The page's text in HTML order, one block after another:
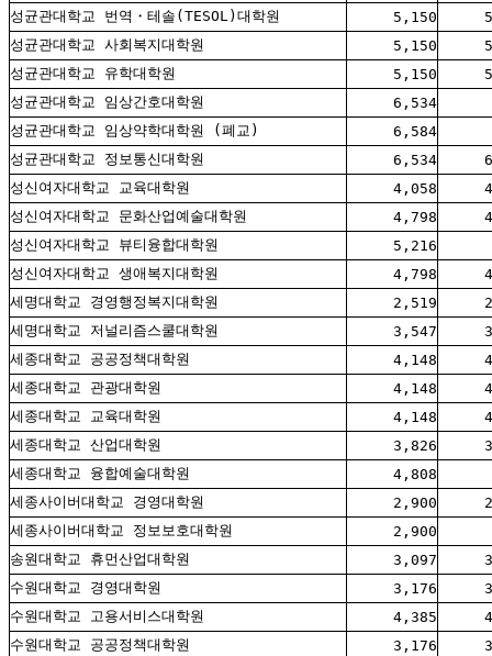
성균관대학교 번역・테솔(TESOL)대학원
5,150
성균관대학교 사회복지대학원
5,150
성균관대학교 유학대학원
5,150
성균관대학교 임상간호대학원
6,534
성균관대학교 임상약학대학원 (폐교)
6,584
성균관대학교 정보통신대학원
6,534
성신여자대학교 교육대학원
4,058
성신여자대학교 문화산업예술대학원
4,798
성신여자대학교 뷰티융합대학원
5,216
성신여자대학교 생애복지대학원
4,798
세명대학교 경영행정복지대학원
2,519
세명대학교 저널리즘스쿨대학원
3,547
세종대학교 공공정책대학원
4,148
세종대학교 관광대학원
4,148
세종대학교 교육대학원
4,148
세종대학교 산업대학원
3,826
세종대학교 융합예술대학원
4,808
세종사이버대학교 경영대학원
2,900
세종사이버대학교 정보보호대학원
2,900
송원대학교 휴먼산업대학원
3,097
수원대학교 경영대학원
3,176
수원대학교 고용서비스대학원
4,385
수원대학교 공공정책대학원
3,176